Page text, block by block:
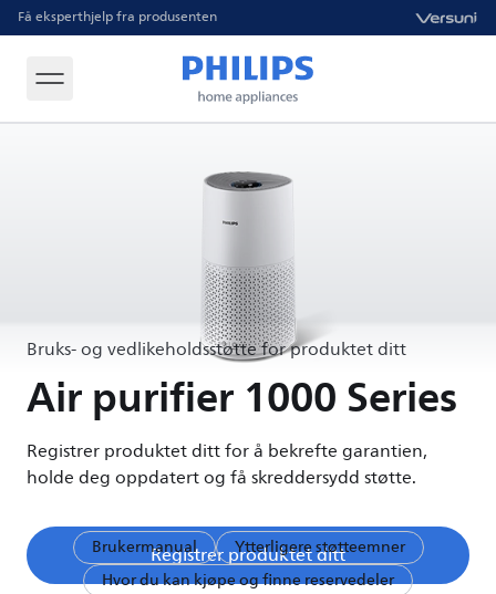
Få eksperthjelp fra produsenten
Bruks- og vedlikeholdsstøtte for produktet ditt
Air purifier 1000 Series
Registrer produktet ditt for å bekrefte garantien,
holde deg oppdatert og få skreddersydd støtte.
Registrer produktet ditt
Brukermanual
Ytterligere støtteemner
Hvor du kan kjøpe og finne reservedeler